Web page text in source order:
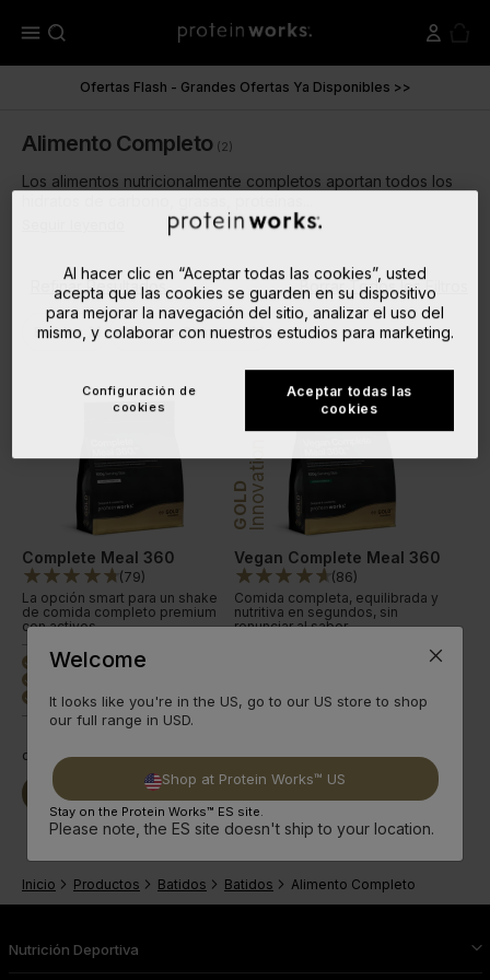
menu
Ofertas Flash - Grandes Ofertas Ya Disponibles >>
Alimento Completo (2)
Los alimentos nutricionalmente completos aportan todos los
Refinar Resultados Borrar Todos los Filtros
Batidos close Alimento Completoclose
Complete Meal 360
(79)
La opción smart para un shake
de comida completo premium
con activos.
done 30 g de proteína
done
done 5 sabores clásicos
desde13,49€
Comprar Ya
Seguir
leyendo
GOLDInnovation
Vegan Complete Meal 360
(86)
Comida completa, equilibrada y
nutritiva en segundos, sin
renunciar al sabor.
done 5 sabores clásicos
desde9,99€
leyendo
Inicio Productos Batidos Batidos Alimento Completo
Nutrición Deportiva
Al hacer clic en “Aceptar todas las cookies”, usted
acepta que las cookies se guarden en su dispositivo
para mejorar la navegación del sitio, analizar el uso del
mismo, y colaborar con nuestros estudios para marketing.
Aceptar todas las
cookies
Configuración de
cookies
Welcome
It looks like you're in the US, go to our US store to shop
our full range in USD.
Shop at Protein Works™ US
Stay on the Protein Works™ ES site.
Please note, the ES site doesn't ship to your location.